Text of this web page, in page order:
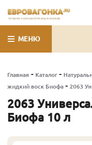
ЛУЧШИЕ ПИЛОМАТЕРИАЛЫ В МОСКВЕ
МЕНЮ
Главная - Каталог -
жидкий воск Биофа - 2063
2063
Биофа 10 л